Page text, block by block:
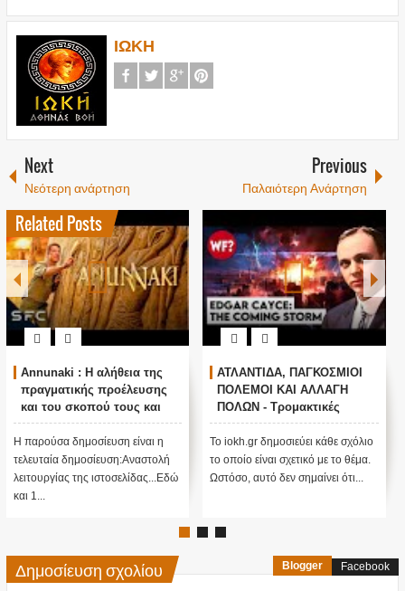
ΙΩΚΗ
Next
Νεότερη ανάρτηση
Previous
Παλαιότερη Ανάρτηση
Related Posts
Annunaki : Η αλήθεια της
πραγματικής προέλευσης
και του σκοπού τους και
αναστολή λειτουργίας μας
....
Η παρούσα δημοσίευση είναι η
τελευταία δημοσίευση:Αναστολή
λειτουργίας της ιστοσελίδας...Εδώ
και 1...
ΑΤΛΑΝΤΙΔΑ, ΠΑΓΚΟΣΜΙΟΙ
ΠΟΛΕΜΟΙ ΚΑΙ ΑΛΛΑΓΗ
ΠΟΛΩΝ - Τρομακτικές
προβλέψεις του Edgar
Cayce (Video)
Το iokh.gr δημοσιεύει κάθε σχόλιο
το οποίο είναι σχετικό με το θέμα.
Ωστόσο, αυτό δεν σημαίνει ότι...
Δημοσίευση σχολίου Blogger Facebook